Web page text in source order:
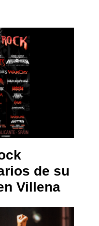
de su
Villena